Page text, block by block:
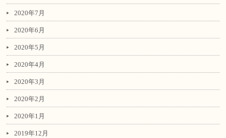
2020年7月
2020年6月
2020年5月
2020年4月
2020年3月
2020年2月
2020年1月
2019年12月